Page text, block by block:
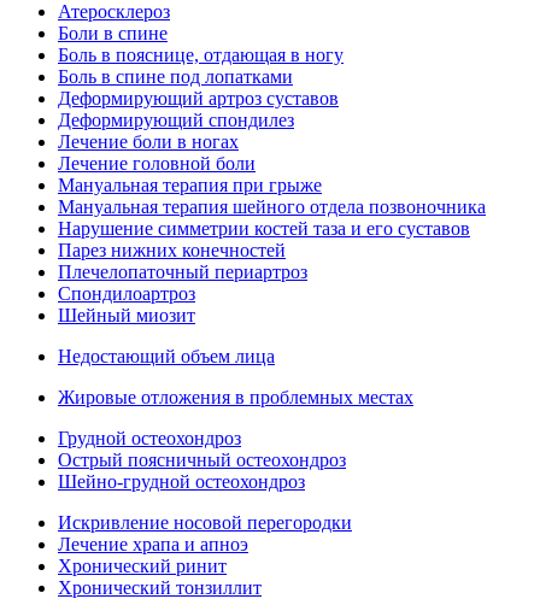
Атеросклероз
Боли в спине
Боль в пояснице, отдающая в ногу
Боль в спине под лопатками
Деформирующий артроз суставов
Деформирующий спондилез
Лечение боли в ногах
Лечение головной боли
Мануальная терапия при грыже
Мануальная терапия шейного отдела позвоночника
Нарушение симметрии костей таза и его суставов
Парез нижних конечностей
Плечелопаточный периартроз
Спондилоартроз
Шейный миозит
Недостающий объем лица
Жировые отложения в проблемных местах
Грудной остеохондроз
Острый поясничный остеохондроз
Шейно-грудной остеохондроз
Искривление носовой перегородки
Лечение храпа и апноэ
Хронический ринит
Хронический тонзиллит